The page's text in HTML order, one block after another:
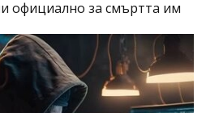
официално за смъртта им